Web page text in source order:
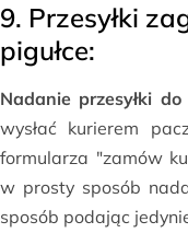
9. Przesyłki
pigułce:
Nadanie przesyłki
wysłać kurierem
formularza "zamów
w prosty sposób
sposób podając